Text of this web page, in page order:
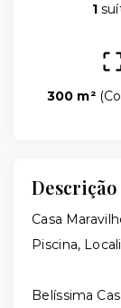
1
300 m² (
Casa
Piscina,
Belíssima